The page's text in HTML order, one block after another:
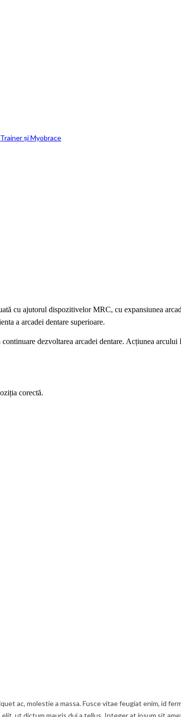
Trainer și Myobrace
cu ajutorul dispozitivelor MRC, cu expansiunea
a arcadei dentare superioare.
dezvoltarea arcadei dentare. Acțiunea
corectă.
ac, molestie a massa. Fusce vitae feugiat enim, id
ut dictum mauris dui a tellus. Integer at ipsum sit